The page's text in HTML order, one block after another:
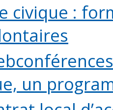
civique :
un